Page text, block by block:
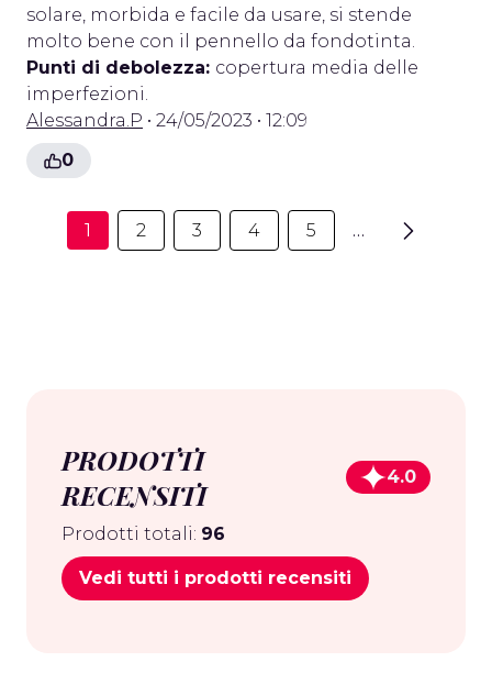
solare, morbida e facile da usare, si stende
molto bene con il pennello da fondotinta.
Punti di debolezza: copertura media delle
imperfezioni.
Alessandra.P • 24/05/2023 • 12:09
0
1 2 3 4 5 …
PRODOTTI
RECENSITI
4.0
Prodotti totali: 96
Vedi tutti i prodotti recensiti